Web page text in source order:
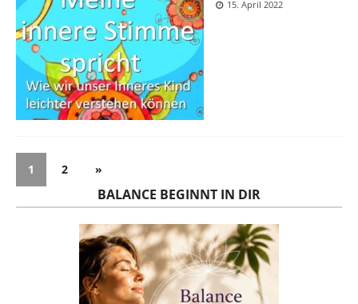
15. April 2022
1 2 »
BALANCE BEGINNT IN DIR